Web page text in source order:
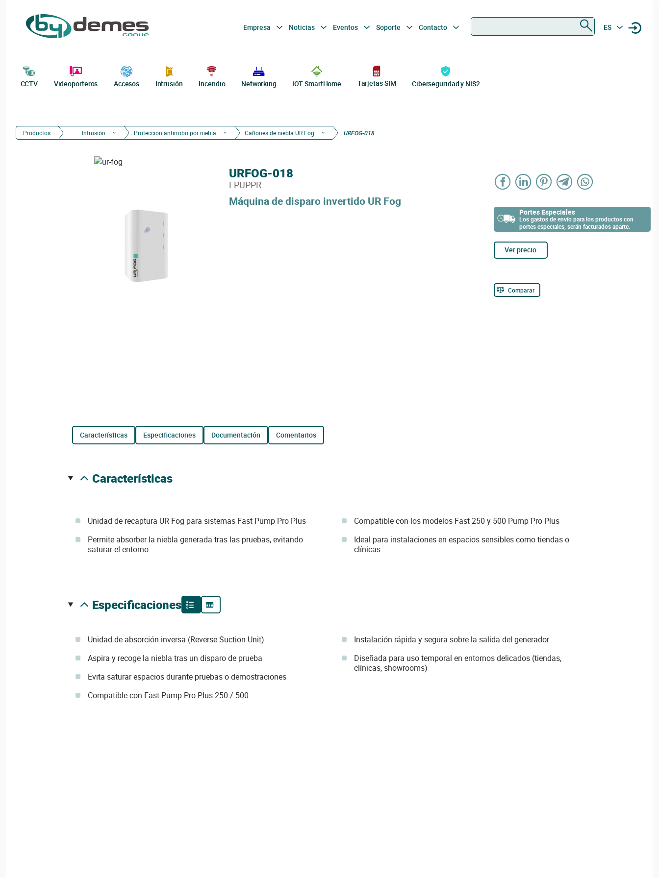
Empresa Noticias Eventos Soporte Contacto ES
CCTV Videoporteros Accesos Intrusión Incendio Networking IOT SmartHome Tarjetas SIM Ciberseguridad y NIS2
Productos Intrusión Protección antirrobo por niebla Cañones de niebla UR Fog URFOG-018
Máquina de disparo invertido UR Fog
URFOG-018
FPUPPR
Portes Especiales
Los gastos de envío para los productos con
portes especiales, serán facturados aparte.
Ver precio
Comparar
características especificaciones documentación comentarios
características
Unidad de recaptura UR Fog para sistemas Fast Pump Pro Plus
Permite absorber la niebla generada tras las pruebas, evitando
saturar el entorno
Compatible con los modelos Fast 250 y 500 Pump Pro Plus
Ideal para instalaciones en espacios sensibles como tiendas o
clínicas
especificaciones
Unidad de absorción inversa (Reverse Suction Unit)
Aspira y recoge la niebla tras un disparo de prueba
Evita saturar espacios durante pruebas o demostraciones
Compatible con Fast Pump Pro Plus 250 / 500
Instalación rápida y segura sobre la salida del generador
Diseñada para uso temporal en entornos delicados (tiendas,
clínicas, showrooms)